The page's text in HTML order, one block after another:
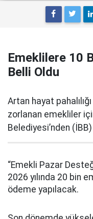
Emeklilere 10
Belli Oldu
Artan hayat
zorlanan emekliler
Belediyesi’nden
“Emekli Pazar
2026 yılında 20 bin
ödeme yapılacak.